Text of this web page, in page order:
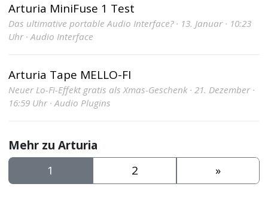
Arturia MiniFuse 1 Test
Das ultimative portable Audio Interface? · 13. Januar · 10:23
Uhr · Audio Interface
Arturia Tape MELLO-FI
Neuer Lo-Fi-Effekt gratis als Xmas-Geschenk · 21. Dezember ·
16:59 Uhr · Audio Plugins
Mehr zu Arturia
1
2 »